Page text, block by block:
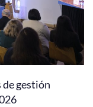
de gestión